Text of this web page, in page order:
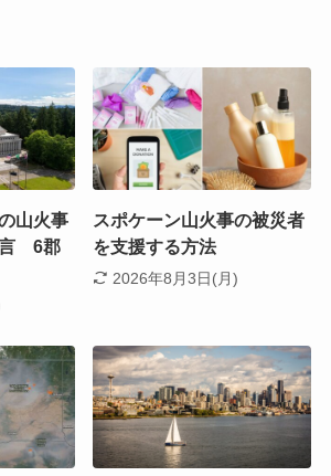
山火事
言 6郡
スポケーン山火事の被災者
を支援する方法
2026年8月3日(月)